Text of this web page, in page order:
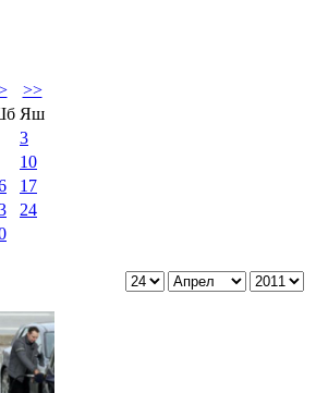
>>
Яш
3
10
17
24